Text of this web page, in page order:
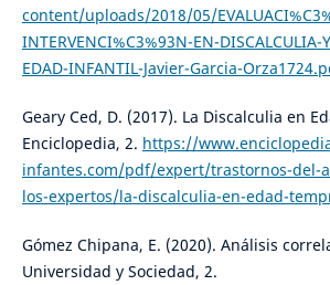
content/uploads/2018/05/
INTERVENCI%C3%93N-EN-DISCALCULIA-
EDAD-INFANTIL-Javier-Garcia-
Geary Ced, D. (2017). La Discalculia en
Enciclopedia, 2. https://
infantes.com/pdf/expert/trastornos-del-
los-expertos/la-discalculia-en-edad-
Gómez Chipana, E. (2020). Análisis
Universidad y Sociedad, 2.